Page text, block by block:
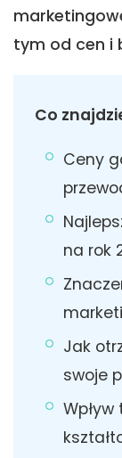
tym od cen i
Co
Ceny
na rok
Jak
swoje